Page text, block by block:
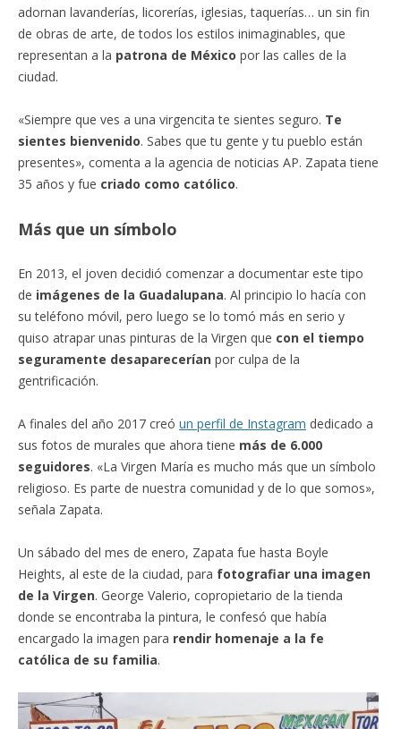
adornan lavanderías, licorerías, iglesias, taquerías… un sin fin
de obras de arte, de todos los estilos inimaginables, que
representan a la patrona de México por las calles de la
ciudad.
«Siempre que ves a una virgencita te sientes seguro. Te
sientes bienvenido. Sabes que tu gente y tu pueblo están
presentes», comenta a la agencia de noticias AP. Zapata tiene
35 años y fue criado como católico.
Más que un símbolo
En 2013, el joven decidió comenzar a documentar este tipo
de imágenes de la Guadalupana. Al principio lo hacía con
su teléfono móvil, pero luego se lo tomó más en serio y
quiso atrapar unas pinturas de la Virgen que con el tiempo
seguramente desaparecerían por culpa de la
gentrificación.
A finales del año 2017 creó un perfil de Instagram dedicado a
sus fotos de murales que ahora tiene más de 6.000
seguidores. «La Virgen María es mucho más que un símbolo
religioso. Es parte de nuestra comunidad y de lo que somos»,
señala Zapata.
Un sábado del mes de enero, Zapata fue hasta Boyle
Heights, al este de la ciudad, para fotografiar una imagen
de la Virgen. George Valerio, copropietario de la tienda
donde se encontraba la pintura, le confesó que había
encargado la imagen para rendir homenaje a la fe
católica de su familia.